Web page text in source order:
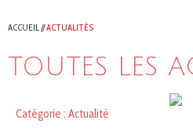
ACCUEIL//ACTUALITÉS
TOUTES LES
Catégorie : Actualité